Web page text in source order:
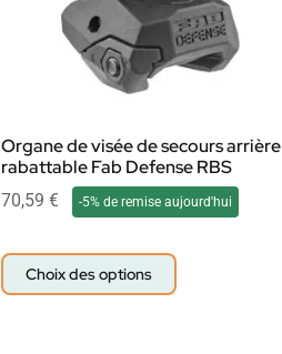
Organe de visée de secours arrière
rabattable Fab Defense RBS
70,59€ -5% de remise aujourd'hui
Choix des options